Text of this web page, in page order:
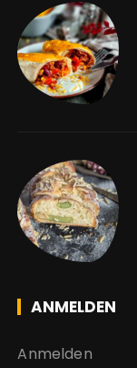
ANMELDEN
Anmelden